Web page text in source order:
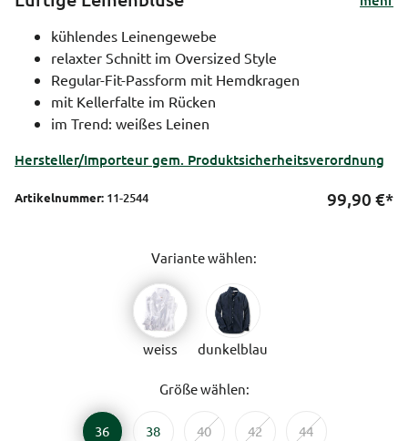
kühlendes Leinengewebe
relaxter Schnitt im Oversized Style
Regular-Fit-Passform mit Hemdkragen
mit Kellerfalte im Rücken
im Trend: weißes Leinen
Hersteller/Importeur gem. Produktsicherheitsverordnung
Artikelnummer: 11-2544 99,90 €*
Variante wählen:
weiss dunkelblau
Größe wählen:
36 38 40 42 44